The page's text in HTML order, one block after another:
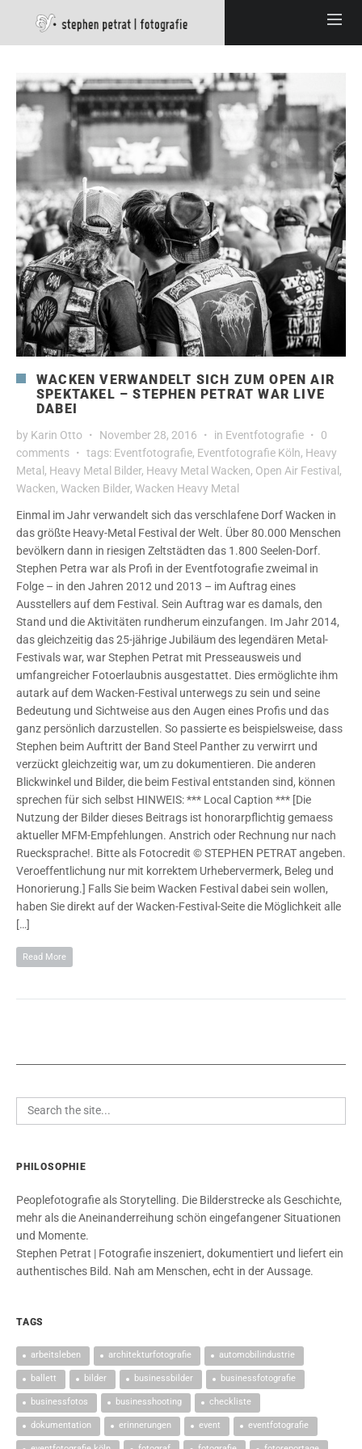
WACKEN VERWANDELT SICH ZUM OPEN AIR
SPEKTAKEL – STEPHEN PETRAT WAR LIVE
DABEI
by Karin Otto November 28, 2016 in Eventfotografie
0
comments
tags: Eventfotografie, Eventfotografie Köln, Heavy
Metal , Heavy Metal Bilder, Heavy Metal Wacken, Open Air Festival ,
Wacken, Wacken Bilder, Wacken Heavy Metal
Einmal im Jahr verwandelt sich das verschlafene Dorf Wacken in
das größte Heavy-Metal Festival der Welt. Über 80.000 Menschen
bevölkern dann in riesigen Zeltstädten das 1.800 Seelen-Dorf.
Stephen Petra war als Profi in der Eventfotografie zweimal in
Folge – in den Jahren 2012 und 2013 – im Auftrag eines
Ausstellers auf dem Festival. Sein Auftrag war es damals, den
Stand und die Aktivitäten rundherum einzufangen. Im Jahr 2014,
das gleichzeitig das 25-jährige Jubiläum des legendären Metal-
Festivals war, war Stephen Petrat mit Presseausweis und
umfangreicher Fotoerlaubnis ausgestattet. Dies ermöglichte ihm
autark auf dem Wacken-Festival unterwegs zu sein und seine
Bedeutung und Sichtweise aus den Augen eines Profis und das
ganz persönlich darzustellen. So passierte es beispielsweise, dass
Stephen beim Auftritt der Band Steel Panther zu verwirrt und
verzückt gleichzeitig war, um zu dokumentieren. Die anderen
Blickwinkel und Bilder, die beim Festival entstanden sind, können
sprechen für sich selbst HINWEIS: *** Local Caption *** [Die
Nutzung der Bilder dieses Beitrags ist honorarpflichtig gemaess
aktueller MFM-Empfehlungen. Anstrich oder Rechnung nur nach
Ruecksprache!. Bitte als Fotocredit © STEPHEN PETRAT angeben.
Veroeffentlichung nur mit korrektem Urhebervermerk, Beleg und
Honorierung.] Falls Sie beim Wacken Festival dabei sein wollen,
haben Sie direkt auf der Wacken-Festival-Seite die Möglichkeit alle
[…]
Read More
PHILOSOPHIE
Peoplefotografie als Storytelling. Die Bilderstrecke als Geschichte,
mehr als die Aneinanderreihung schön eingefangener Situationen
und Momente.
Stephen Petrat | Fotografie inszeniert, dokumentiert und liefert ein
authentisches Bild. Nah am Menschen, echt in der Aussage.
TAGS
arbeitsleben architekturfotografie automobilindustrie
ballett bilder businessbilder businessfotografie
businessfotos businesshooting checkliste
dokumentation erinnerungen event eventfotografie